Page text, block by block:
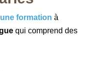
formation à
qui comprend des